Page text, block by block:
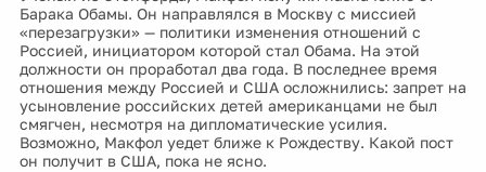
Барака Обамы. Он направлялся в Москву с миссией
«перезагрузки» — политики изменения отношений с
Россией, инициатором которой стал Обама. На этой
должности он проработал два года. В последнее время
отношения между Россией и США осложнились: запрет на
усыновление российских детей американцами не был
смягчен, несмотря на дипломатические усилия.
Возможно, Макфол уедет ближе к Рождеству. Какой пост
он получит в США, пока не ясно.